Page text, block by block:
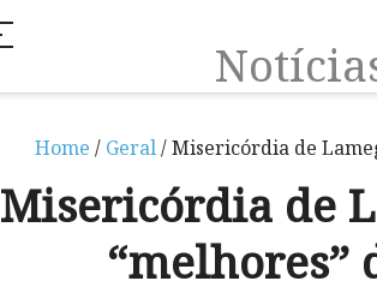
Home / Geral/ Misericórdia de
Misericórdia de
“melhores”